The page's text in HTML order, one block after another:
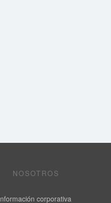
NOSOTROS
Información corporativa